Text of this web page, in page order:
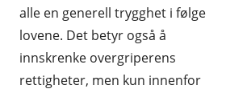
alle en generell trygghet i følge
lovene. Det betyr også å
innskrenke overgriperens
rettigheter, men kun innenfor